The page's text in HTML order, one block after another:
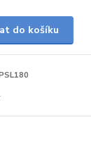
do košíku